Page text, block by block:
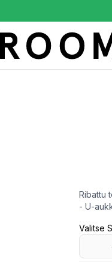
Ribattu
- U-
Valitse